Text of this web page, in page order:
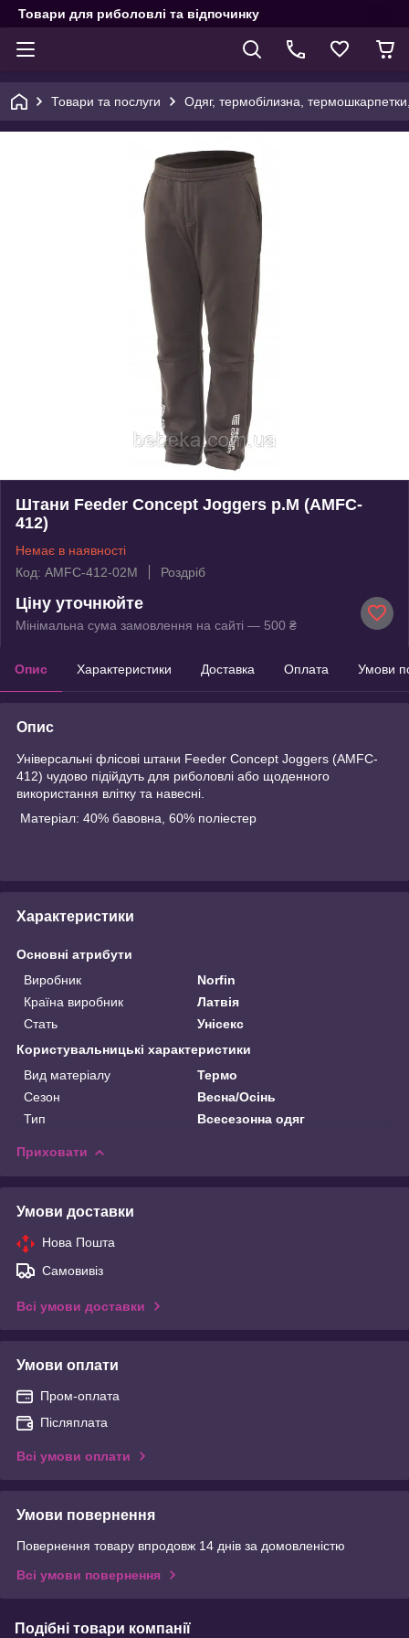
Товари для риболовлі та відпочинку
Товари та послуги Одяг, термобілизна,
Штани Feeder Concept Joggers р.M (AMFC-
412)
Немає в наявності
Код: AMFC-412-02M
Роздріб
Ціну уточнюйте
Мінімальна сума замовлення на сайті — 500 ₴
Опис Характеристики Доставка Оплата Умови
Опис
Універсальні флісові штани Feeder Concept Joggers (AMFC-
412) чудово підійдуть для риболовлі або щоденного
використання влітку та навесні.
Матеріал: 40% бавовна, 60% поліестер
Характеристики
Основні атрибути
Виробник
Norfin
Країна виробник
Латвія
Стать
Унісекс
Користувальницькі характеристики
Вид матеріалу
Термо
Сезон
Весна/Осінь
Тип
Всесезонна одяг
Приховати
Умови доставки
Нова Пошта
Самовивіз
Всі умови доставки
Умови оплати
Пром-оплата
Післяплата
Всі умови оплати
Умови повернення
Повернення товару впродовж 14 днів за домовленістю
Всі умови повернення
Подібні товари компанії